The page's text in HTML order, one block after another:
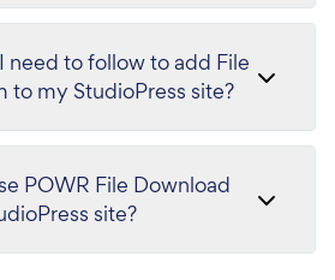
need to follow to add File
to my StudioPress site?
POWR File Download
site?